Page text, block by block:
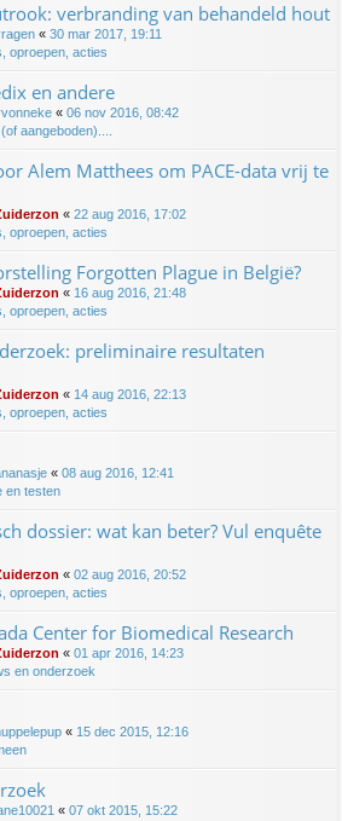
verbranding van behandeld hout
« 30 mar 2017, 19:11
oproepen, acties
en andere
« 06 nov 2016, 08:42
aangeboden)....
Alem Matthees om PACE-data vrij te
« 22 aug 2016, 17:02
oproepen, acties
Forgotten Plague in België?
« 16 aug 2016, 21:48
oproepen, acties
preliminaire resultaten
« 14 aug 2016, 22:13
oproepen, acties
« 08 aug 2016, 12:41
en testen
dossier: wat kan beter? Vul enquête
« 02 aug 2016, 20:52
oproepen, acties
Center for Biomedical Research
« 01 apr 2016, 14:23
en onderzoek
« 15 dec 2015, 12:16
« 07 okt 2015, 15:22